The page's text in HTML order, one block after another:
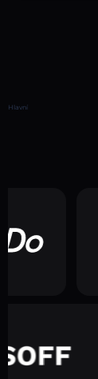
Hlavní